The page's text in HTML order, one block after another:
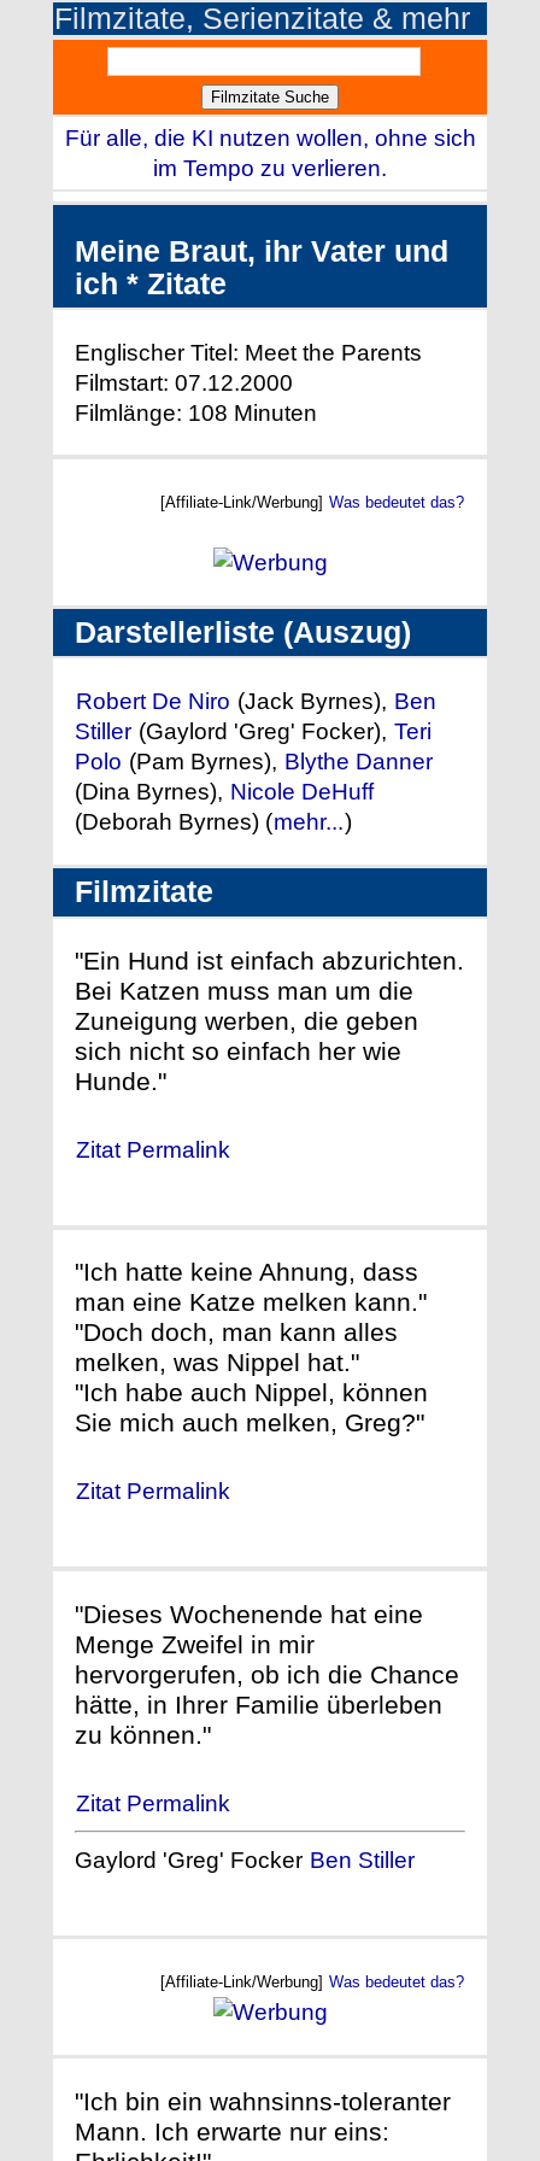
Filmzitate, Serienzitate & mehr
Für alle, die KI nutzen wollen, ohne sich
im Tempo zu verlieren.
Meine Braut, ihr Vater und
ich * Zitate
Englischer Titel: Meet the Parents
Filmstart: 07.12.2000
Filmlänge: 108 Minuten
[Affiliate-Link/Werbung] Was bedeutet das?
Darstellerliste (Auszug)
Robert De Niro (Jack Byrnes), Ben
Stiller (Gaylord 'Greg' Focker), Teri
Polo (Pam Byrnes), Blythe Danner
(Dina Byrnes), Nicole DeHuff
(Deborah Byrnes) (mehr...)
Filmzitate
"Ein Hund ist einfach abzurichten.
Bei Katzen muss man um die
Zuneigung werben, die geben
sich nicht so einfach her wie
Hunde."
Zitat Permalink
"Ich hatte keine Ahnung, dass
man eine Katze melken kann."
"Doch doch, man kann alles
melken, was Nippel hat."
"Ich habe auch Nippel, können
Sie mich auch melken, Greg?"
Zitat Permalink
"Dieses Wochenende hat eine
Menge Zweifel in mir
hervorgerufen, ob ich die Chance
hätte, in Ihrer Familie überleben
zu können."
Zitat Permalink
Gaylord 'Greg' Focker Ben Stiller
[Affiliate-Link/Werbung] Was bedeutet das?
"Ich bin ein wahnsinns-toleranter
Mann. Ich erwarte nur eins: